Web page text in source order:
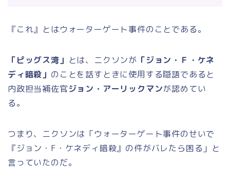
『これ』とはウォーターゲート事件のことである。
「ピッグス湾」 とは、ニクソンが 「ジョン・Ｆ・ケネ
ディ暗殺」 のことを話すときに使用する隠語であると
内政担当補佐官ジョン・アーリックマンが認めてい
る。
つまり、ニクソンは「ウォーターゲート事件のせいで
『ジョン・F・ケネディ暗殺』の件がバレたら困る」と
言っていたのだ。